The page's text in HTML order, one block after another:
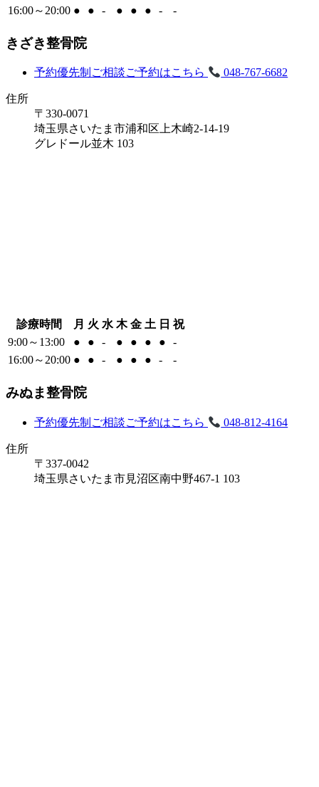
16:00～20:00 ● ● - ● ● ● - -
きざき整骨院
予約優先制 ご相談ご予約はこちら 048-767-6682
住所
〒330-0071
埼玉県さいたま市浦和区上木崎2-14-19
グレドール並木 103
診療時間 月 火 水 木 金 土 日 祝
9:00～13:00
● ● - ● ● ● ●
-
16:00～20:00 ● ● - ● ● ● - -
みぬま整骨院
予約優先制 ご相談ご予約はこちら 048-812-4164
住所
〒337-0042
埼玉県さいたま市見沼区南中野467-1 103